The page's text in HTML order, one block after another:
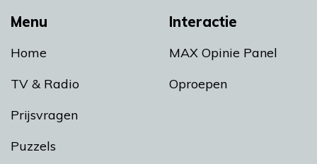
Menu
Home
TV & Radio
Prijsvragen
Puzzels
Interactie
MAX Opinie Panel
Oproepen